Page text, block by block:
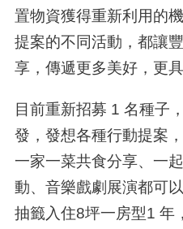
置物資獲得重新利用的
提案的不同活動，都讓
享，傳遞更多美好，更具
目前重新招募 1 名種子
發，發想各種行動提案
一家一菜共食分享、一
動、音樂戲劇展演都可
抽籤入住8坪一房型1 年